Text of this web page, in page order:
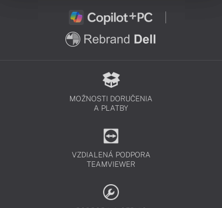
MOŽNOSTI DORUČENIA
A PLATBY
VZDIALENÁ PODPORA
TEAMVIEWER